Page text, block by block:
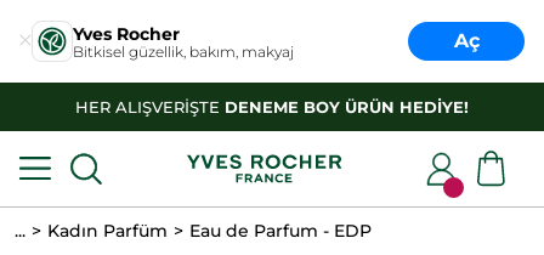
Yves Rocher
Bitkisel güzellik, bakım, makyaj Aç
HER ALIŞVERİŞTE DENEME BOY ÜRÜN HEDİYE!
... Kadın Parfüm Eau de Parfum - EDP